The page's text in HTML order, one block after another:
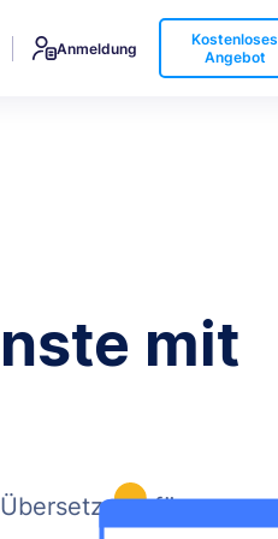
Anmeldung
Kostenloses
Angebot
mit
für